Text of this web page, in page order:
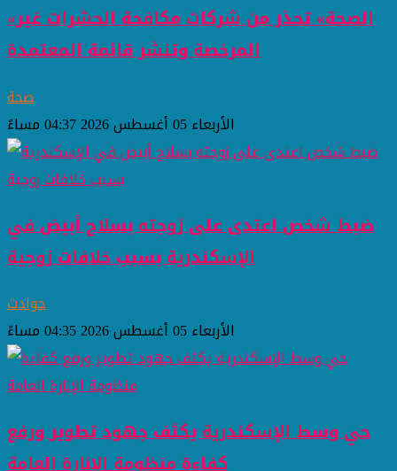
«الصحة» تحذر من شركات مكافحة الحشرات غير
المرخصة وتنشر قائمة المعتمدة
صحة
الأربعاء 05 أغسطس 2026 04:37 مساءً
ضبط شخص اعتدى على زوجته بسلاح أبيض في
الإسكندرية بسبب خلافات زوجية
حوادث
الأربعاء 05 أغسطس 2026 04:35 مساءً
حي وسط الإسكندرية يكثف جهود تطوير ورفع
كفاءة منظومة الإنارة العامة